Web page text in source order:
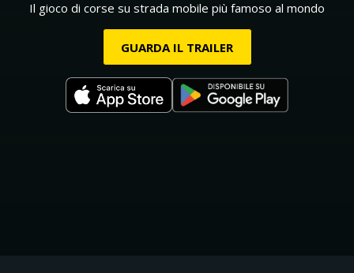
Il gioco di corse su strada mobile più famoso al mondo
GUARDA IL TRAILER